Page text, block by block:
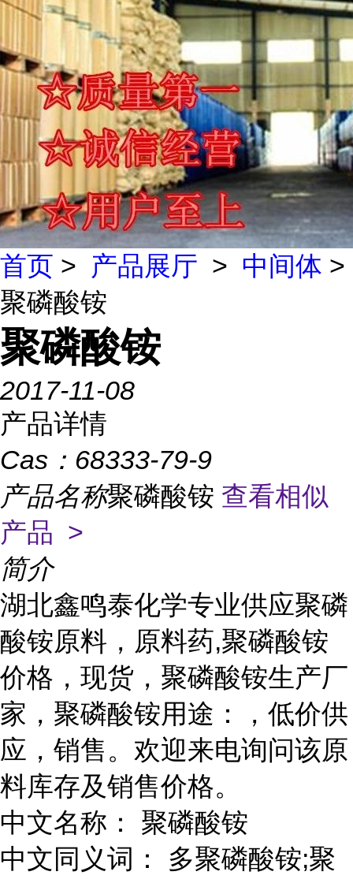
首页 > 产品展厅 > 中间体 >
聚磷酸铵
聚磷酸铵
2017-11-08
产品详情
Cas： 68333-79-9
产品名称聚磷酸铵 查看相似
产品 >
简介
湖北鑫鸣泰化学专业供应聚磷
酸铵原料，原料药,聚磷酸铵
价格，现货，聚磷酸铵生产厂
家，聚磷酸铵用途：，低价供
应，销售。欢迎来电询问该原
料库存及销售价格。
中文名称： 聚磷酸铵
中文同义词： 多聚磷酸铵;聚